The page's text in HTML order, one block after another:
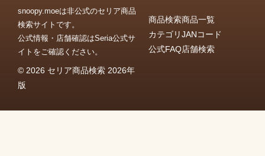
snoopy.moeは非公式のセリア商品
検索サイトです。
公式情報・店舗確認はSeria公式サ
イトをご確認ください。
© 2026 セリア商品検索 2026年
版
商品検索商品一覧
カテゴリJANコード
公式FAQ店舗検索